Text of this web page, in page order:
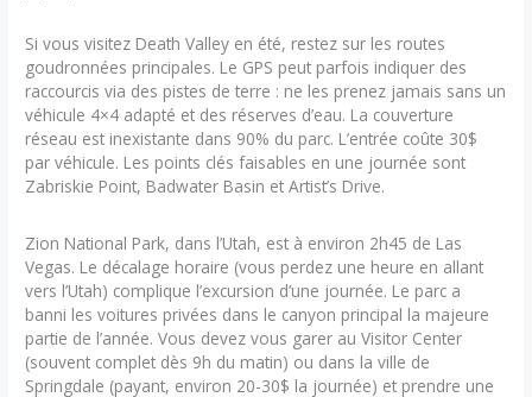
Si vous visitez Death Valley en été, restez sur les routes
goudronnées principales. Le GPS peut parfois indiquer des
raccourcis via des pistes de terre : ne les prenez jamais sans un
véhicule 4×4 adapté et des réserves d’eau. La couverture
réseau est inexistante dans 90% du parc. L’entrée coûte 30$
par véhicule. Les points clés faisables en une journée sont
Zabriskie Point, Badwater Basin et Artist’s Drive.
Zion National Park, dans l’Utah, est à environ 2h45 de Las
Vegas. Le décalage horaire (vous perdez une heure en allant
vers l’Utah) complique l’excursion d’une journée. Le parc a
banni les voitures privées dans le canyon principal la majeure
partie de l’année. Vous devez vous garer au Visitor Center
(souvent complet dès 9h du matin) ou dans la ville de
Springdale (payant, environ 20-30$ la journée) et prendre une